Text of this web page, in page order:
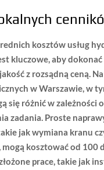
kosztów usług
kluczowe, aby
z rozsądną ceną.
w Warszawie, w
się różnić w zależności
zadania. Proste
jak wymiana kranu
kosztować od 100
prace, takie jak